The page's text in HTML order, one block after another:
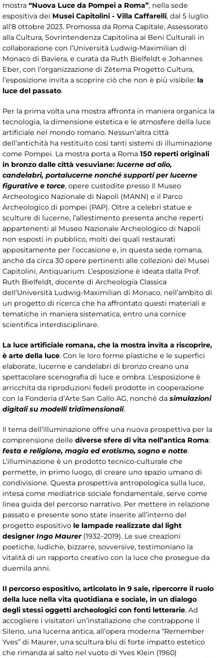
mostra “Nuova Luce da Pompei a Roma”, nella sede
espositiva dei Musei Capitolini - Villa Caffarelli, dal 5 luglio
all’8 ottobre 2023. Promossa da Roma Capitale, Assessorato
alla Cultura, Sovrintendenza Capitolina ai Beni Culturali in
collaborazione con l’Università Ludwig-Maximilian di
Monaco di Baviera, e curata da Ruth Bielfeldt e Johannes
Eber, con l’organizzazione di Zètema Progetto Cultura,
l’esposizione invita a scoprire ciò che non è più visibile: la
luce del passato.
Per la prima volta una mostra affronta in maniera organica la
tecnologia, la dimensione estetica e le atmosfere della luce
artificiale nel mondo romano. Nessun’altra città
dell’antichità ha restituito così tanti sistemi di illuminazione
come Pompei. La mostra porta a Roma 150 reperti originali
in bronzo dalle città vesuviane: lucerne ad olio,
candelabri, portalucerne nonché supporti per lucerne
figurative e torce, opere custodite presso Il Museo
Archeologico Nazionale di Napoli (MANN) e il Parco
Archeologico di pompei (PAP). Oltre a celebri statue e
sculture di lucerne, l’allestimento presenta anche reperti
appartenenti al Museo Nazionale Archeologico di Napoli
non esposti in pubblico, molti dei quali restaurati
appositamente per l’occasione e, in questa sede romana,
anche da circa 30 opere pertinenti alle collezioni dei Musei
Capitolini, Antiquarium. L’esposizione è ideata dalla Prof.
Ruth Bielfeldt, docente di Archeologia Classica
dell’Università Ludwig-Maximilian di Monaco, nell’ambito di
un progetto di ricerca che ha affrontato questi materiali e
tematiche in maniera sistematica, entro una cornice
scientifica interdisciplinare.
La luce artificiale romana, che la mostra invita a riscoprire,
è arte della luce. Con le loro forme plastiche e le superfici
elaborate, lucerne e candelabri di bronzo creano una
spettacolare scenografia di luce e ombra. L’esposizione è
arricchita da riproduzioni fedeli prodotte in cooperazione
con la Fonderia d’Arte San Gallo AG, nonché da simulazioni
digitali su modelli tridimensionali.
Il tema dell’illuminazione offre una nuova prospettiva per la
comprensione delle diverse sfere di vita nell’antica Roma:
festa e religione, magia ed erotismo, sogno e notte.
L’illuminazione è un prodotto tecnico-culturale che
permette, in primo luogo, di creare uno spazio umano di
condivisione. Questa prospettiva antropologica sulla luce,
intesa come mediatrice sociale fondamentale, serve come
linea guida del percorso narrativo. Per mettere in relazione
passato e presente sono state inserite all’interno del
progetto espositivo le lampade realizzate dal light
designer Ingo Maurer (1932–2019). Le sue creazioni
poetiche, ludiche, bizzarre, sovversive, testimoniano la
vitalità di un rapporto creativo con la luce che prosegue da
duemila anni.
Il percorso espositivo, articolato in 9 sale, ripercorre il ruolo
della luce nella vita quotidiana e sociale, in un dialogo
degli stessi oggetti archeologici con fonti letterarie. Ad
accogliere i visitatori un’installazione che contrappone il
Sileno, una lucerna antica, all’opera moderna “Remember
Yves” di Maurer, una scultura blu di forte impatto estetico
che rimanda al salto nel vuoto di Yves Klein (1960)